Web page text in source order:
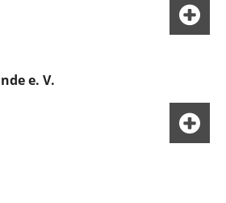
e. V.